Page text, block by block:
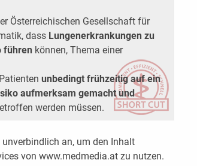
Österreichischen Gesellschaft für
dass Lungenerkrankungen zu
führen können, Thema einer
unbedingt frühzeitig auf ein
aufmerksam gemacht und
werden müssen.
an, um den Inhalt
von www.medmedia.at zu nutzen.